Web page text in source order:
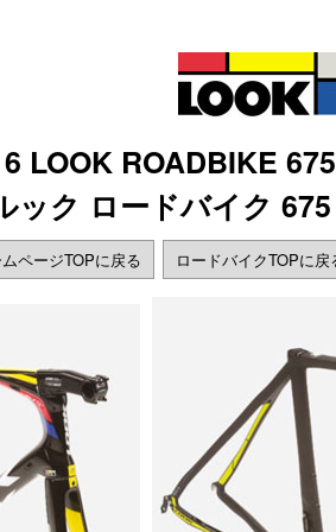
LOOK ROADBIKE
ック ロードバイク
ページTOPに戻る ロードバイクTOPに戻